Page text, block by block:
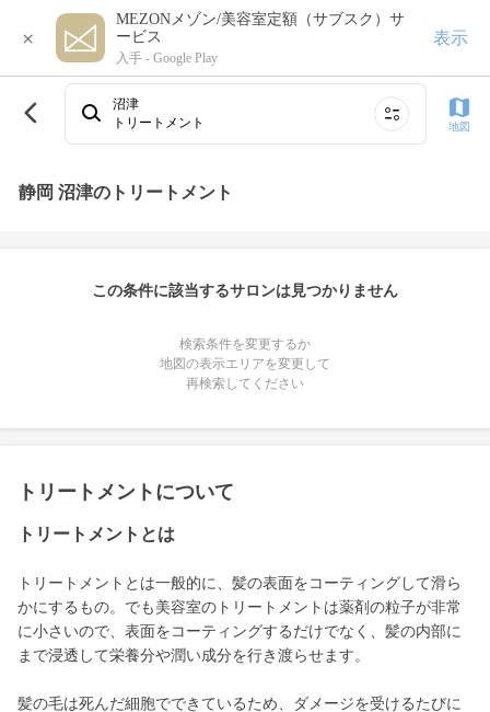
×
MEZONメゾン/美容室定額（サブスク）サ
ービス
入手 - Google Play
表示
沼津
トリートメント
地図
静岡 沼津のトリートメント
この条件に該当するサロンは見つかりません
検索条件を変更するか
地図の表示エリアを変更して
再検索してください
トリートメントについて
トリートメントとは
トリートメントとは一般的に、髪の表面をコーティングして滑ら
かにするもの。でも美容室のトリートメントは薬剤の粒子が非常
に小さいので、表面をコーティングするだけでなく、髪の内部に
まで浸透して栄養分や潤い成分を行き渡らせます。
髪の毛は死んだ細胞でできているため、ダメージを受けるたびに